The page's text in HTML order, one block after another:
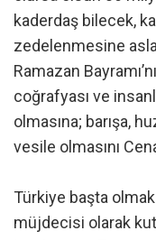
kaderdaş bilecek,
zedelenmesine
Ramazan
coğrafyası ve
olmasına; barışa,
vesile olmasını
Türkiye başta
müjdecisi olarak